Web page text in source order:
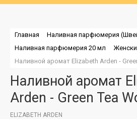
Главная
Наливная парфюмерия
Наливная парфюмерия 20 мл
Наливной аромат Elizabeth Arden -
Наливной аромат
Arden - Green Tea
ELIZABETH ARDEN